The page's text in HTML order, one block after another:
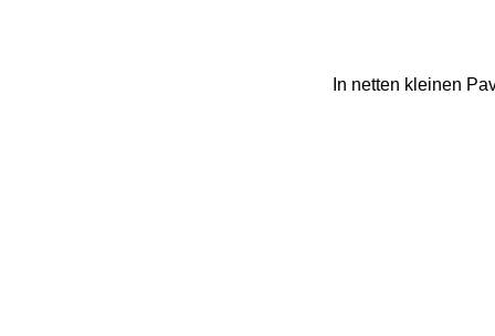
In netten kleinen